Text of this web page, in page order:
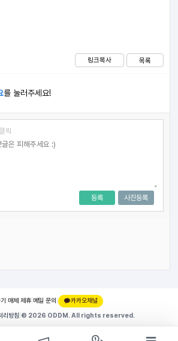
링크복사 목록
를 눌러주세요!
릭
사진등록
등록
매체 제휴 메일 문의 |
카카오채널
리방침 © 2026 ODDM. All rights reserved.